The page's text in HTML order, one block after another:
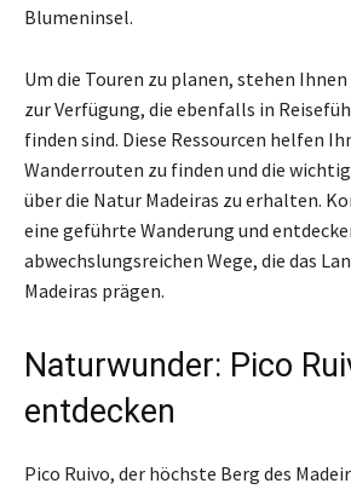
Blumeninsel.
Um die Touren zu planen, stehen
zur Verfügung, die ebenfalls in
finden sind. Diese Ressourcen helfen
Wanderrouten zu finden und die
über die Natur Madeiras zu erhalten.
eine geführte Wanderung und
abwechslungsreichen Wege, die das
Madeiras prägen.
Naturwunder: Pico
entdecken
Pico Ruivo, der höchste Berg des